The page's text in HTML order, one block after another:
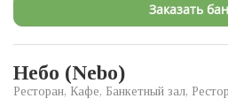
Заказать
Небо (Nebo)
Ресторан, Кафе, Банкетный зал,